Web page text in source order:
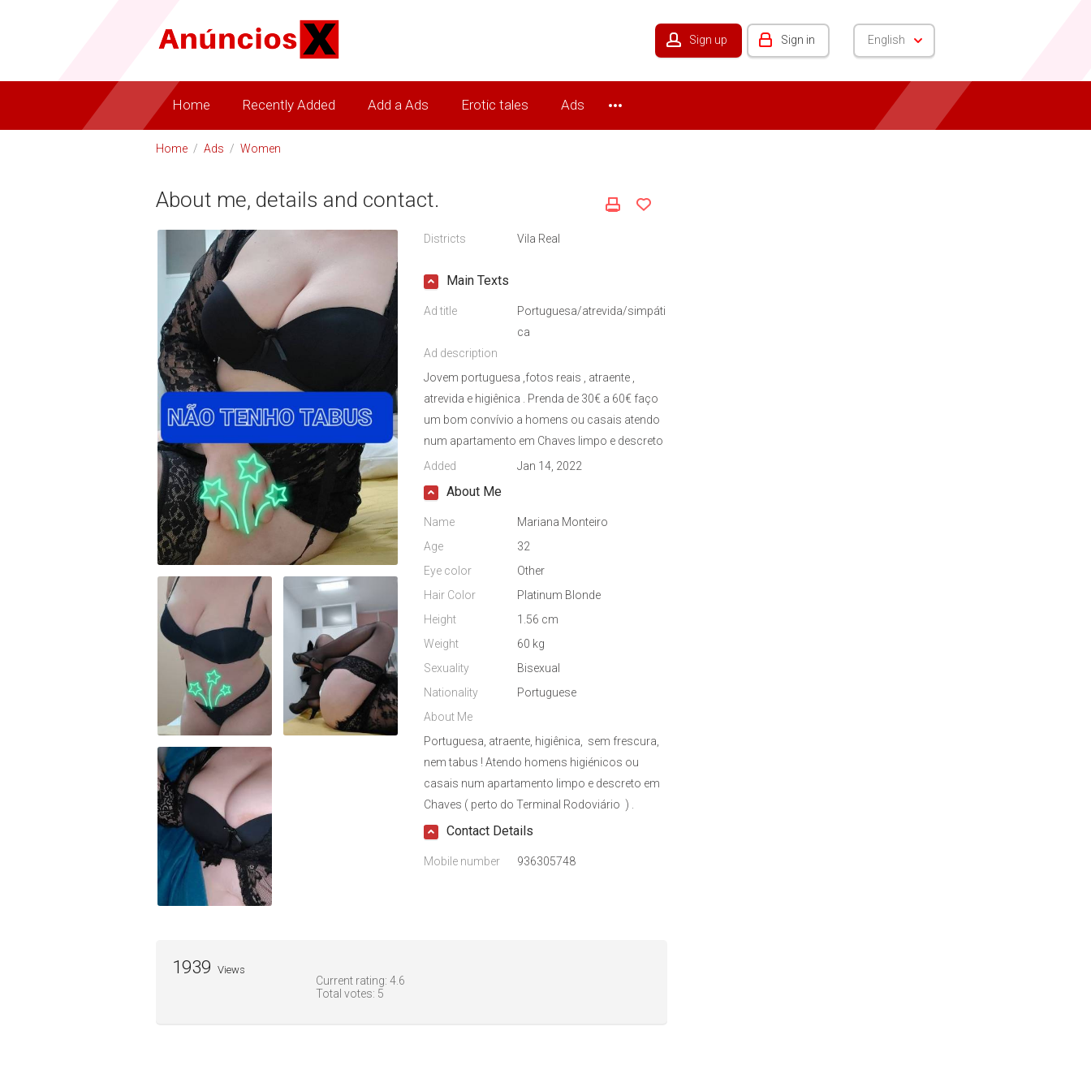
Sign up Sign in English
Home Recently Added Add a Ads Erotic tales Ads
Home / Ads / Women
About me, details and contact.
Districts Vila Real
Main Texts
Ad title
Portuguesa/atrevida/simpáti
ca
Ad description
Jovem portuguesa ,fotos reais , atraente ,
atrevida e higiênica . Prenda de 30€ a 60€ faço
um bom convívio a homens ou casais atendo
num apartamento em Chaves limpo e descreto
Added
Jan 14, 2022
About Me
Name
Mariana Monteiro
Age
32
Eye color
Other
Hair Color
Platinum Blonde
Height
1.56 cm
Weight
60 kg
Sexuality
Bisexual
Nationality
Portuguese
About Me
Portuguesa, atraente, higiênica, sem frescura,
nem tabus ! Atendo homens higiénicos ou
casais num apartamento limpo e descreto em
Chaves ( perto do Terminal Rodoviário ) .
Contact Details
Mobile number 936305748
Current rating: 4.6
Total votes: 5
1939 Views